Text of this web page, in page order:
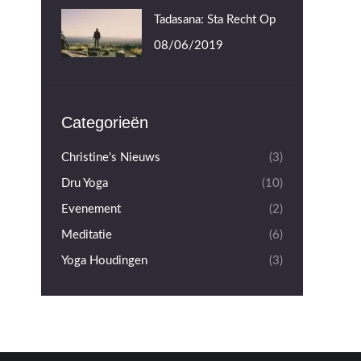
Tadasana: Sta Recht Op
08/06/2019
Categorieën
Christine's Nieuws (3)
Dru Yoga (10)
Evenement (2)
Meditatie (6)
Yoga Houdingen (3)